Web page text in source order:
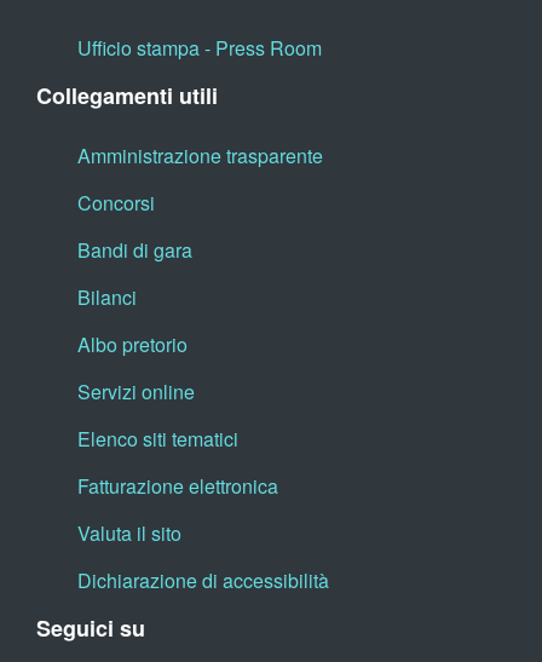
Ufficio stampa - Press Room
Collegamenti utili
Amministrazione trasparente
Concorsi
Bandi di gara
Bilanci
Albo pretorio
Servizi online
Elenco siti tematici
Fatturazione elettronica
Valuta il sito
Dichiarazione di accessibilità
Seguici su